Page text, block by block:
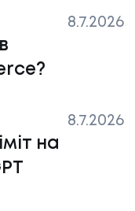
8.7.2026
8.7.2026
на